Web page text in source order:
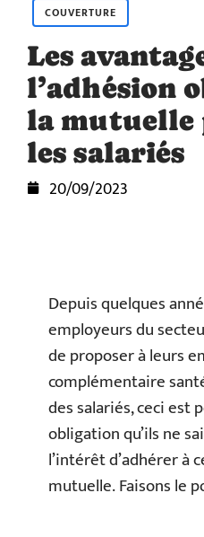
COUVERTURE
Les
l’adhésion
la mutuelle
les salariés
20/09/2023
Depuis quelques
employeurs du
de proposer à leurs
complémentaire
des salariés, ceci est
obligation qu’ils ne
l’intérêt d’adhérer à
mutuelle. Faisons le